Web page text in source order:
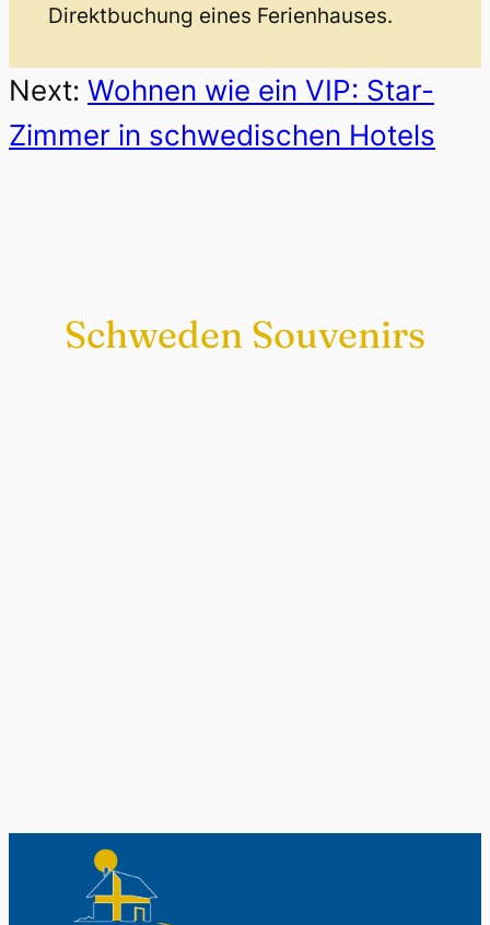
Direktbuchung eines Ferienhauses.
Next: Wohnen wie ein VIP: Star-
Zimmer in schwedischen Hotels
Schweden Souvenirs